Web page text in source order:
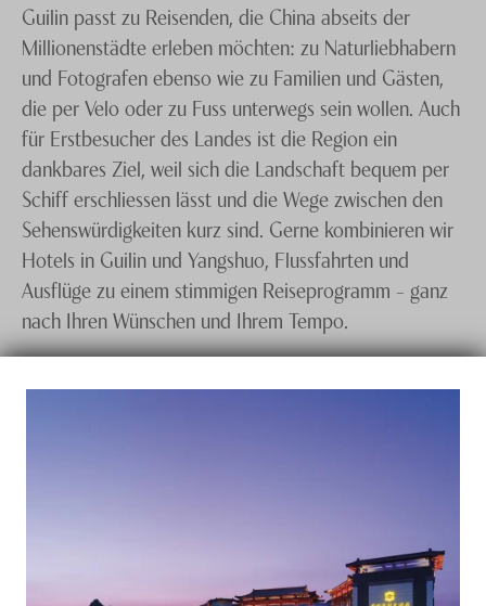
Guilin passt zu Reisenden, die China abseits der
Millionenstädte erleben möchten: zu Naturliebhabern
und Fotografen ebenso wie zu Familien und Gästen,
die per Velo oder zu Fuss unterwegs sein wollen. Auch
für Erstbesucher des Landes ist die Region ein
dankbares Ziel, weil sich die Landschaft bequem per
Schiff erschliessen lässt und die Wege zwischen den
Sehenswürdigkeiten kurz sind. Gerne kombinieren wir
Hotels in Guilin und Yangshuo, Flussfahrten und
Ausflüge zu einem stimmigen Reiseprogramm – ganz
nach Ihren Wünschen und Ihrem Tempo.